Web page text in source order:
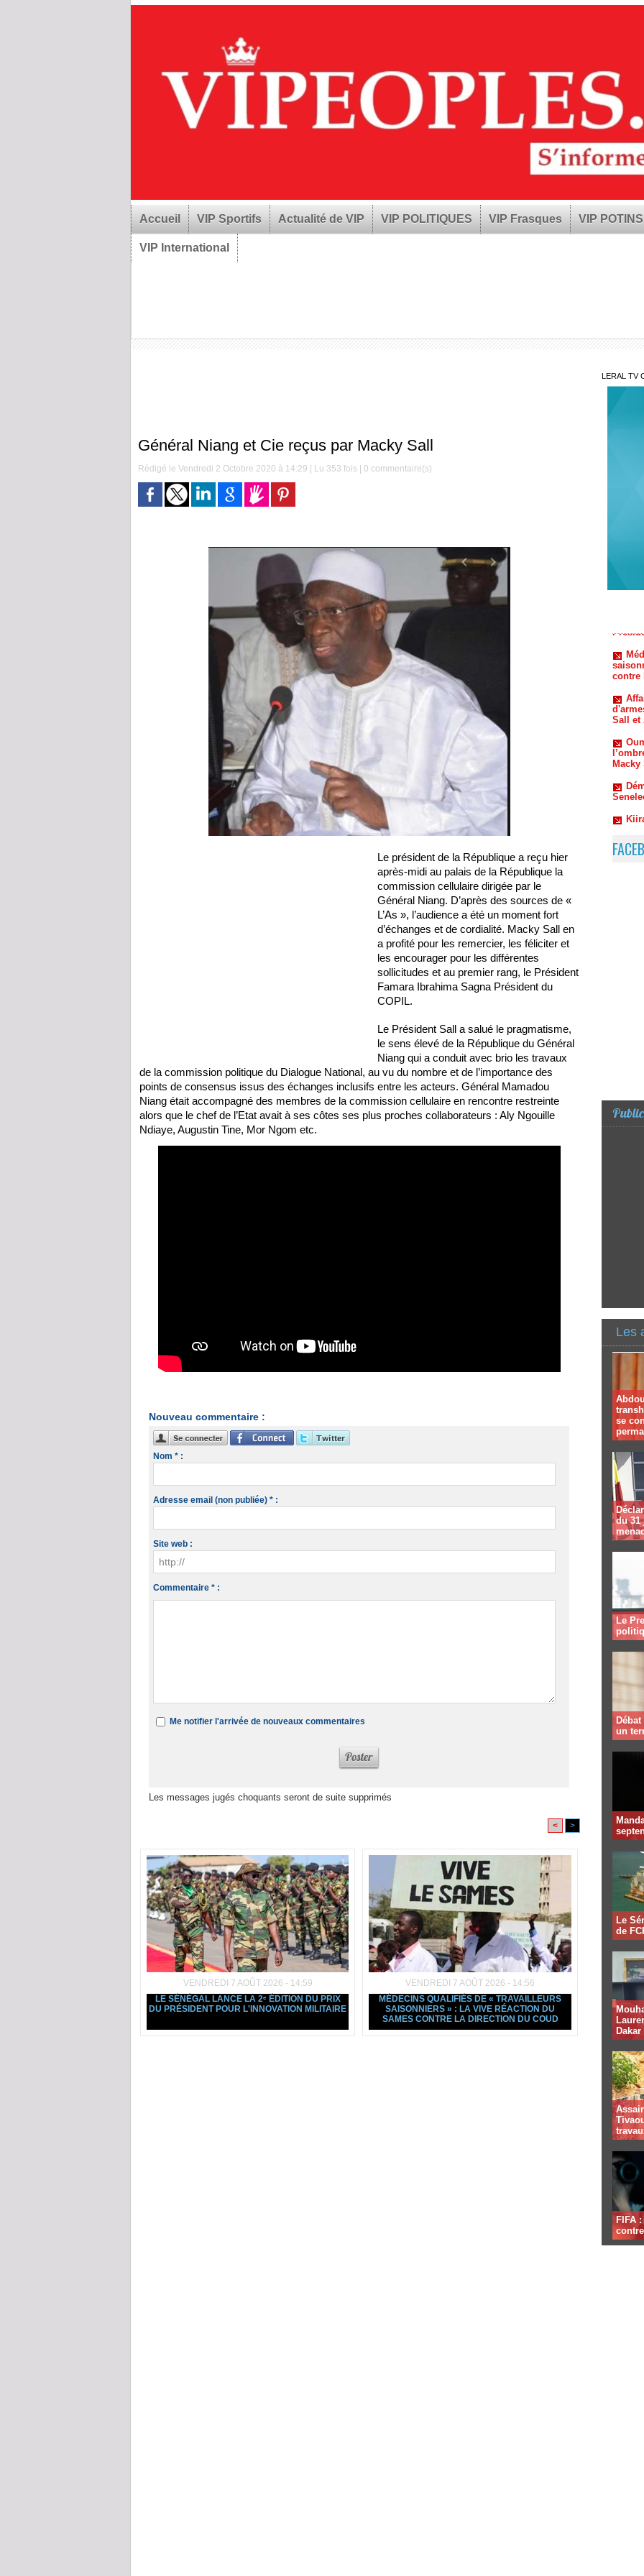
Accueil VIP Sportifs Actualité de VIP VIP POLITIQUES VIP Frasques VIP POTINS
VIP International
Général Niang et Cie reçus par Macky Sall
Rédigé le Vendredi 2 Octobre 2020 à 14:29 | Lu 353 fois | 0 commentaire(s)
Le président de la République a reçu hier
après-midi au palais de la République la
commission cellulaire dirigée par le
Général Niang. D’après des sources de «
L’As », l’audience a été un moment fort
d’échanges et de cordialité. Macky Sall en
a profité pour les remercier, les féliciter et
les encourager pour les différentes
sollicitudes et au premier rang, le Président
Famara Ibrahima Sagna Président du
COPIL.
Le Président Sall a salué le pragmatisme,
le sens élevé de la République du Général
Niang qui a conduit avec brio les travaux
de la commission politique du Dialogue National, au vu du nombre et de l’importance des
points de consensus issus des échanges inclusifs entre les acteurs. Général Mamadou
Niang était accompagné des membres de la commission cellulaire en rencontre restreinte
alors que le chef de l’Etat avait à ses côtes ses plus proches collaborateurs : Aly Ngouille
Ndiaye, Augustin Tine, Mor Ngom etc.
Nouveau commentaire :
Nom * :
Adresse email (non publiée) * :
Site web :
Commentaire * :
Me notifier l'arrivée de nouveaux commentaires
Les messages jugés choquants seront de suite supprimés
< >
VENDREDI 7 AOÛT 2026 - 14:59
LE SÉNÉGAL LANCE LA 2ᵉ ÉDITION DU PRIX
DU PRÉSIDENT POUR L'INNOVATION MILITAIRE
VENDREDI 7 AOÛT 2026 - 14:56
MÉDECINS QUALIFIÉS DE « TRAVAILLEURS
SAISONNIERS » : LA VIVE RÉACTION DU
SAMES CONTRE LA DIRECTION DU COUD
LERAL TV
contre
Sall et
Macky
Les
se
du 31
Le
un
Le
de
Dakar
FIFA